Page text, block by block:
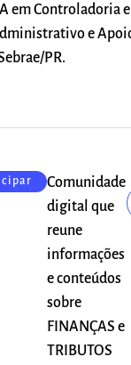
em Controladoria
e
PR.
Comunidade
digital que
reune
informações
e conteúdos
sobre
FINANÇAS e
TRIBUTOS